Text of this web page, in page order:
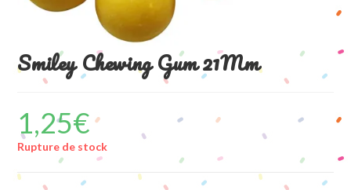
Smiley Chewing Gum 21Mm
1,25€
Rupture de stock